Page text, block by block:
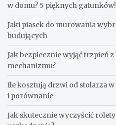
w domu? 5 pięknych gatunków!
Jaki piasek do murowania
budujących
Jak bezpiecznie wyjąć trzpień
mechanizmu?
Ile kosztują drzwi od stolarza
i porównanie
Jak skutecznie wyczyścić